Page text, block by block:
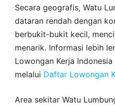
Secara geografis, Watu
dataran rendah dengan
berbukit-bukit kecil,
menarik. Informasi lebih
Lowongan Kerja
melalui Daftar Lowongan
Area sekitar Watu